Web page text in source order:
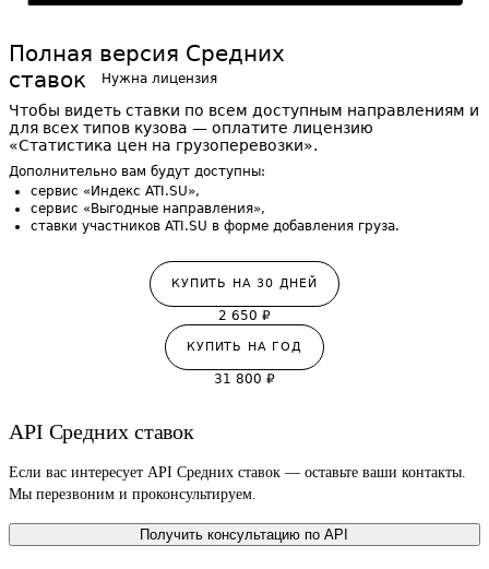
Полная версия Средних
ставок
Нужна лицензия
Чтобы видеть ставки по всем доступным направлениям и
для всех типов кузова — оплатите лицензию
«Статистика цен на грузоперевозки».
Дополнительно вам будут доступны:
сервис «Индекс ATI.SU»,
сервис «Выгодные направления»,
ставки участников ATI.SU в форме добавления груза.
КУПИТЬ НА30 ДНЕЙ
2 650 ₽
КУПИТЬ НА ГОД
31 800 ₽
API Средних ставок
Если вас интересует API Средних ставок — оставьте ваши контакты.
Мы перезвоним и проконсультируем.
Получить консультацию по API